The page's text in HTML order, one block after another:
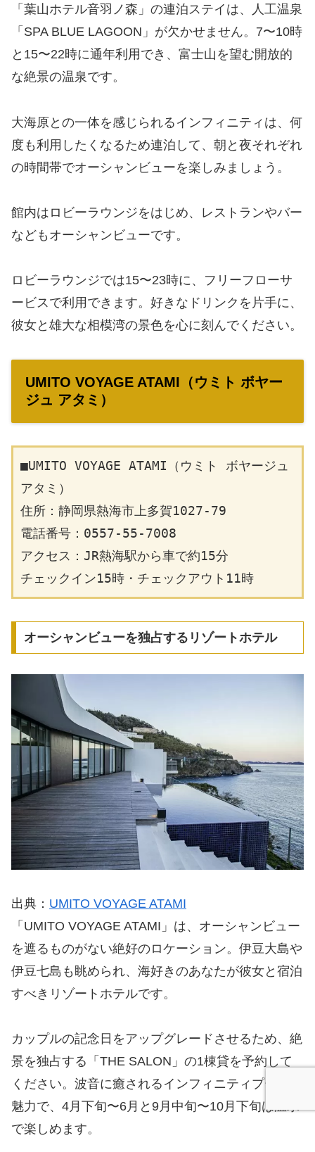
「葉山ホテル音羽ノ森」の連泊ステイは、人工温泉
「SPA BLUE LAGOON」が欠かせません。7〜10時
と15〜22時に通年利用でき、富士山を望む開放的
な絶景の温泉です。
大海原との一体を感じられるインフィニティは、何
度も利用したくなるため連泊して、朝と夜それぞれ
の時間帯でオーシャンビューを楽しみましょう。
館内はロビーラウンジをはじめ、レストランやバー
などもオーシャンビューです。
ロビーラウンジでは15〜23時に、フリーフローサ
ービスで利用できます。好きなドリンクを片手に、
彼女と雄大な相模湾の景色を心に刻んでください。
UMITO VOYAGE ATAMI（ウミト ボヤー
ジュ アタミ）
■UMITO VOYAGE ATAMI（ウミト ボヤージュ
アタミ）
住所：静岡県熱海市上多賀1027-79
電話番号：0557-55-7008
アクセス：JR熱海駅から車で約15分
チェックイン15時・チェックアウト11時
オーシャンビューを独占するリゾートホテル
出典： UMITO VOYAGE ATAMI
「UMITO VOYAGE ATAMI」は、オーシャンビュー
を遮るものがない絶好のロケーション。伊豆大島や
伊豆七島も眺められ、海好きのあなたが彼女と宿泊
すべきリゾートホテルです。
カップルの記念日をアップグレードさせるため、絶
景を独占する「THE SALON」の1棟貸を予約して
ください。波音に癒されるインフィニティプールが
魅力で、4月下旬〜6月と9月中旬〜10月下旬は温水
で楽しめます。